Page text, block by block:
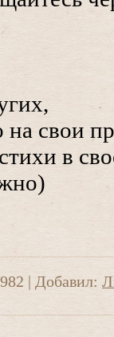
свои
в
| Добавил: